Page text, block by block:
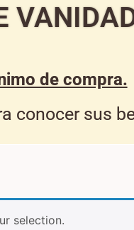
de compra.
conocer sus
selection.